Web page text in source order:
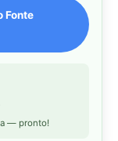
na
permitir que
ectoparasitas